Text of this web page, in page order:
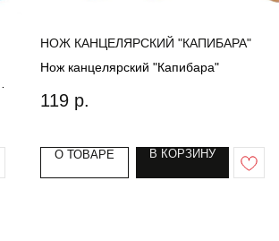
НОЖ КАНЦЕЛЯРСКИЙ "КАПИБАРА"
Нож канцелярский "Капибара"
119 р.
О ТОВАРЕ В КОРЗИНУ